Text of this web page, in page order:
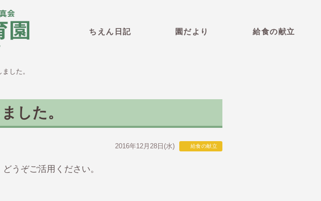
ちえん日記 園だより 給食の献立
した。
した。
2016年12月28日(水) 給食の献立
うぞご活用ください。